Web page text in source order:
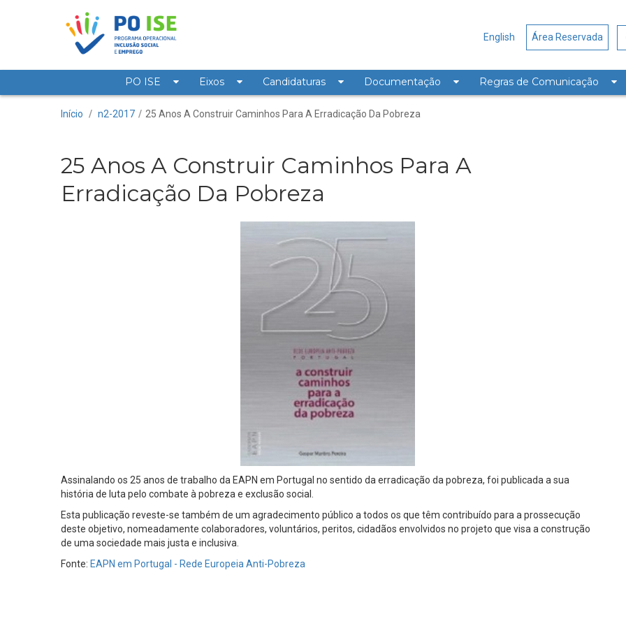
Saltar para o conteúdo
25 Anos A Construir Caminhos Para A Erradicação
English Área Reservada
PO ISE Eixos Candidaturas Documentação Regras de Comunicação
Início / n2-2017 / 25 Anos A Construir Caminhos Para A Erradicação Da Pobreza
25 Anos A Construir Caminhos Para A
Erradicação Da Pobreza
Assinalando os 25 anos de trabalho da EAPN em Portugal no sentido da erradicação da pobreza, foi publicada a sua
história de luta pelo combate à pobreza e exclusão social.
Esta publicação reveste-se também de um agradecimento público a todos os que têm contribuído para a prossecução
deste objetivo, nomeadamente colaboradores, voluntários, peritos, cidadãos envolvidos no projeto que visa a construção
de uma sociedade mais justa e inclusiva.
Fonte: EAPN em Portugal - Rede Europeia Anti-Pobreza